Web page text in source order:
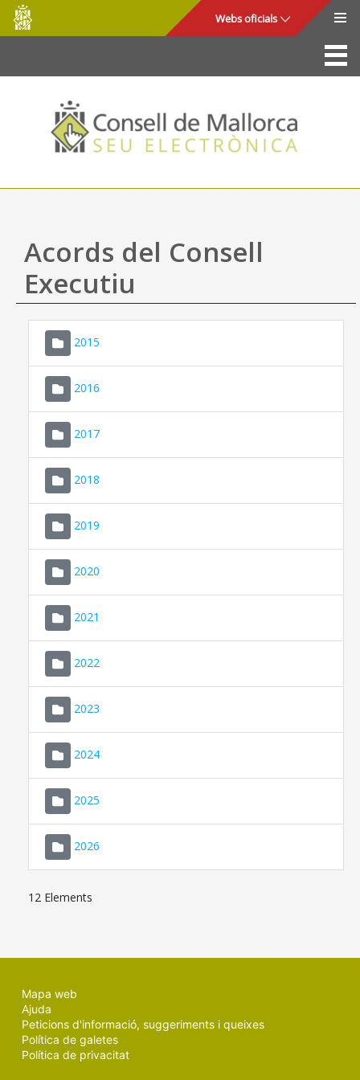
Salta al contingut principal
Consell
de
Mallorca
Webs oficials
La Seu
Consell de Mallorca
Accés i seguretat
Utilitats
Ajuda
Acords del Consell
Executiu
2015
2016
2017
2018
2019
2020
2021
2022
2023
2024
2025
2026
12 Elements
Mapa web
Ajuda
Peticions d'informació, suggeriments i queixes
Política de galetes
Política de privacitat